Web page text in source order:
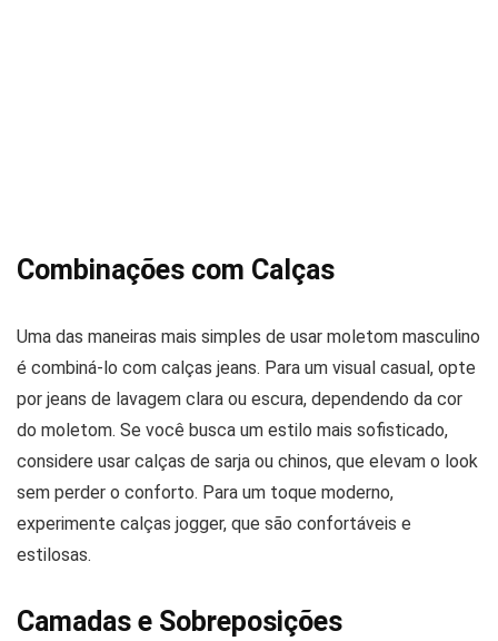
Combinações com Calças
Uma das maneiras mais simples de usar moletom masculino
é combiná-lo com calças jeans. Para um visual casual, opte
por jeans de lavagem clara ou escura, dependendo da cor
do moletom. Se você busca um estilo mais sofisticado,
considere usar calças de sarja ou chinos, que elevam o look
sem perder o conforto. Para um toque moderno,
experimente calças jogger, que são confortáveis e
estilosas.
Camadas e Sobreposições